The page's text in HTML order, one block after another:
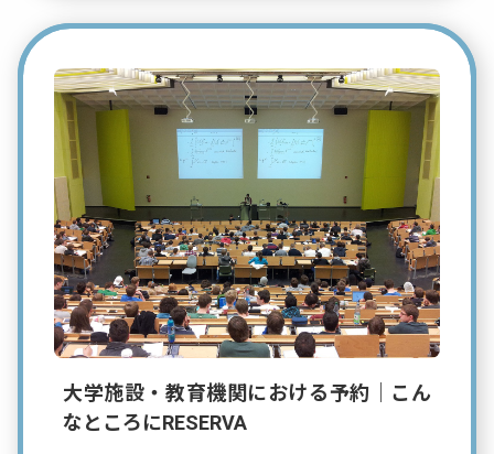
大学施設・教育機関における予約｜こん
なところにRESERVA